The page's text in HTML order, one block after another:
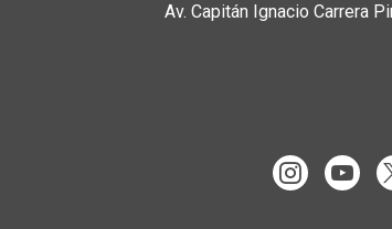
Av. Capitán Ignacio Carrera